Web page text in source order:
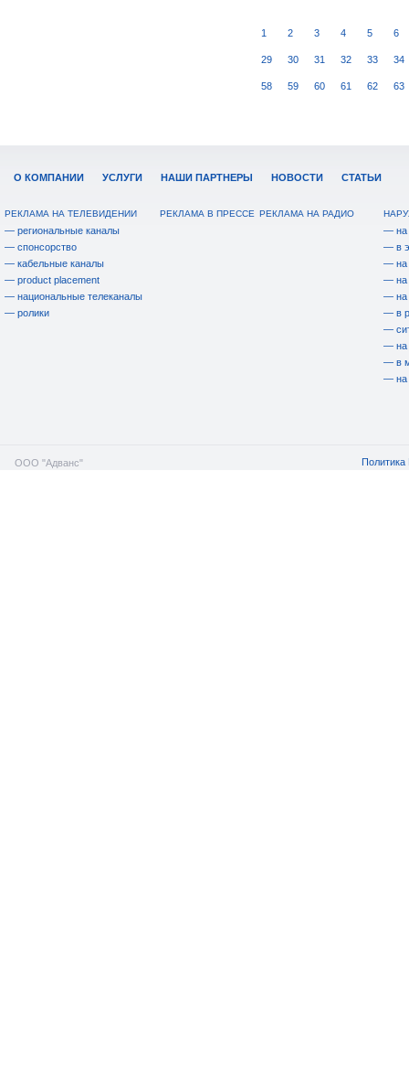
1 2 3 4 5 6
29 30 31 32 33 34
58 59 60 61 62 63
О КОМПАНИИ УСЛУГИ НАШИ ПАРТНЕРЫ НОВОСТИ СТАТЬИ
РЕКЛАМА НА ТЕЛЕВИДЕНИИ
— региональные каналы
— спонсорство
— кабельные каналы
— product placement
— национальные телеканалы
— ролики
РЕКЛАМА В ПРЕССЕ РЕКЛАМА НА РАДИО
— на
— в
— на
— на
— на
— в
—
— на
— в
— на
ООО "Адванс" Политика